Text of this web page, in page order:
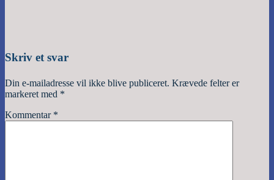
Skriv et svar
Din e-mailadresse vil ikke blive publiceret. Krævede felter er
markeret med *
Kommentar *